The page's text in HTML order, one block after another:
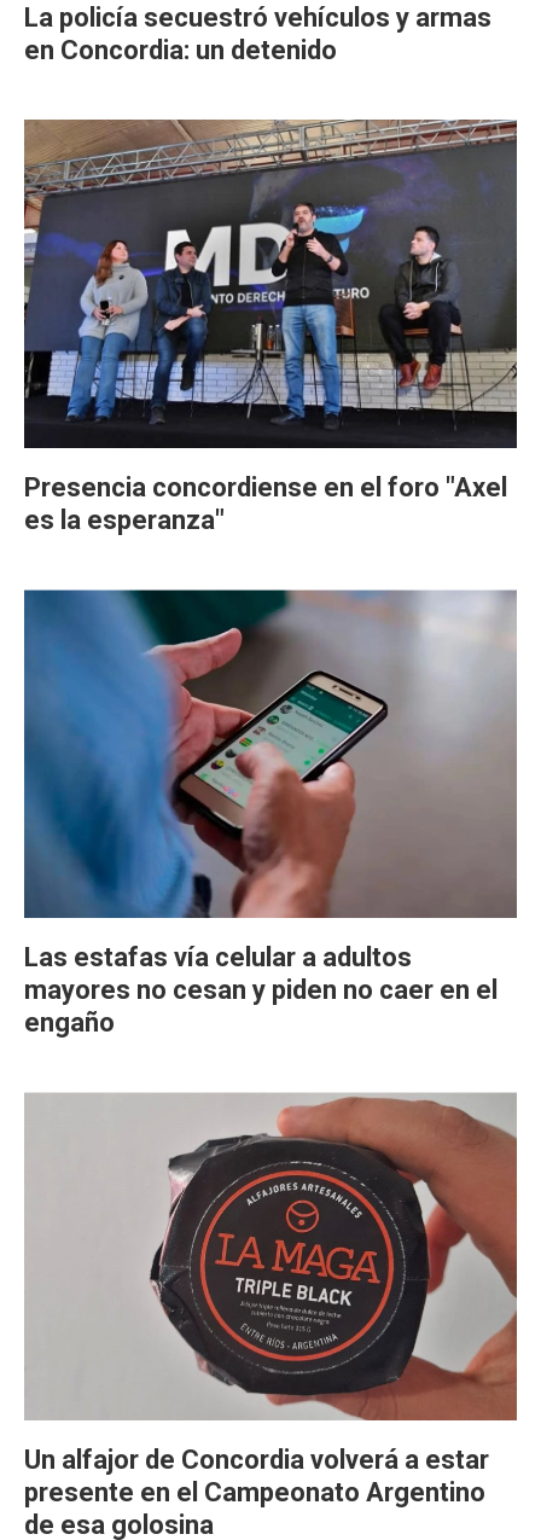
La policía secuestró vehículos y armas
en Concordia: un detenido
Presencia concordiense en el foro "Axel
es la esperanza"
Las estafas vía celular a adultos
mayores no cesan y piden no caer en el
engaño
Un alfajor de Concordia volverá a estar
presente en el Campeonato Argentino
de esa golosina